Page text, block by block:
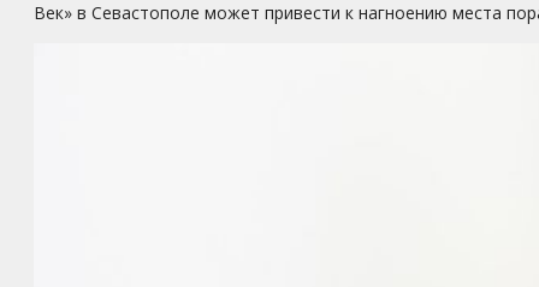
Век» в Севастополе может привести к нагноению места